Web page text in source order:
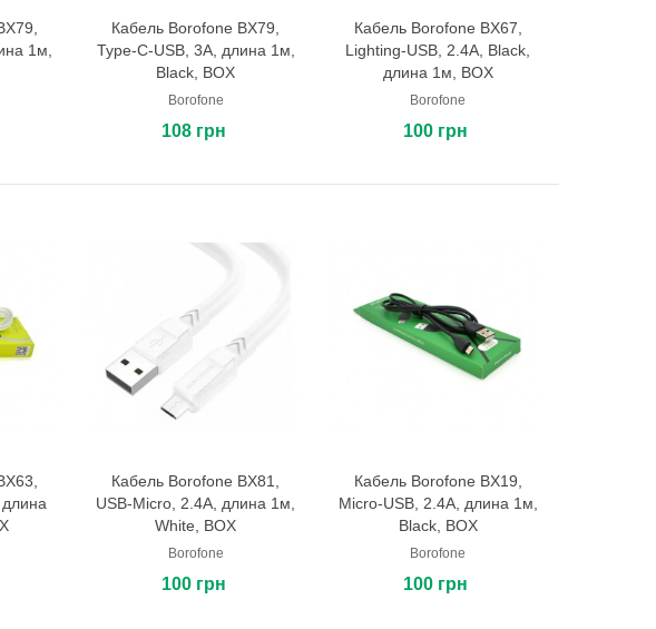
1м,
В корзину
Кабель Borofone BX79,
Type-C-USB, 3A, длина 1м,
Black, BOX
Borofone
108 грн
В корзину
Кабель Borofone BX67,
Lighting-USB, 2.4A, Black,
длина 1м, BOX
Borofone
100 грн
В корзину
Кабель Borofone BX81,
USB-Micro, 2.4A, длина 1м,
White, BOX
Borofone
100 грн
В корзину
Кабель Borofone BX19,
Micro-USB, 2.4A, длина 1м,
Black, BOX
Borofone
100 грн